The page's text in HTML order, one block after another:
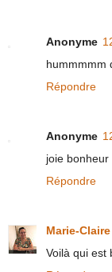
Anonyme
hummmmm
Répondre
Anonyme
joie
Répondre
Marie-Claire
Voilà qui est